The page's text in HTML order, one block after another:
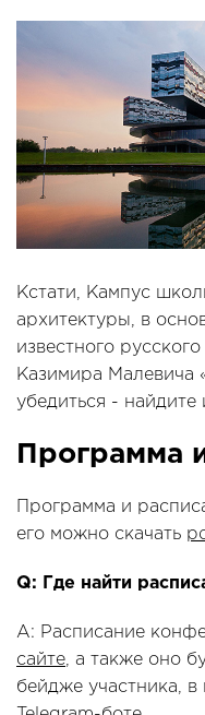
Кстати, Кампус
архитектуры, в
известного
Казимира Малевича
убедиться -
Программа
Программа и
его можно скачать
Q: Где найти
A: Расписание
сайте, а также оно
бейдже участника,